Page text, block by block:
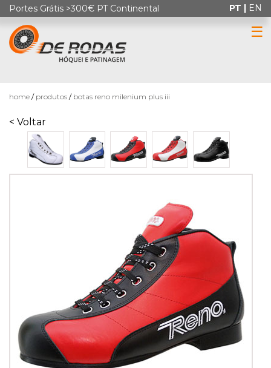
Portes Grátis >300€ PT Continental
PATINAGEM
NO
GELO
☰
PT | EN
home produtos botas reno milenium plus iii
< Voltar